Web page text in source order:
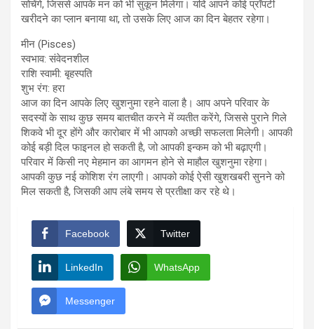
सोचेंगे, जिससे आपके मन को भी सुकून मिलेगा। यदि आपने कोई प्रॉपर्टी
खरीदने का प्लान बनाया था, तो उसके लिए आज का दिन बेहतर रहेगा।
मीन (Pisces)
स्वभाव: संवेदनशील
राशि स्वामी: बृहस्पति
शुभ रंग: हरा
आज का दिन आपके लिए खुशनुमा रहने वाला है। आप अपने परिवार के
सदस्यों के साथ कुछ समय बातचीत करने में व्यतीत करेंगे, जिससे पुराने गिले
शिकवे भी दूर होंगे और कारोबार में भी आपको अच्छी सफलता मिलेगी। आपकी
कोई बड़ी दिल फाइनल हो सकती है, जो आपकी इन्कम को भी बढ़ाएगी।
परिवार में किसी नए मेहमान का आगमन होने से माहौल खुशनुमा रहेगा।
आपकी कुछ नई कोशिश रंग लाएगी। आपको कोई ऐसी खुशखबरी सुनने को
मिल सकती है, जिसकी आप लंबे समय से प्रतीक्षा कर रहे थे।
Facebook Twitter
LinkedIn WhatsApp
Messenger